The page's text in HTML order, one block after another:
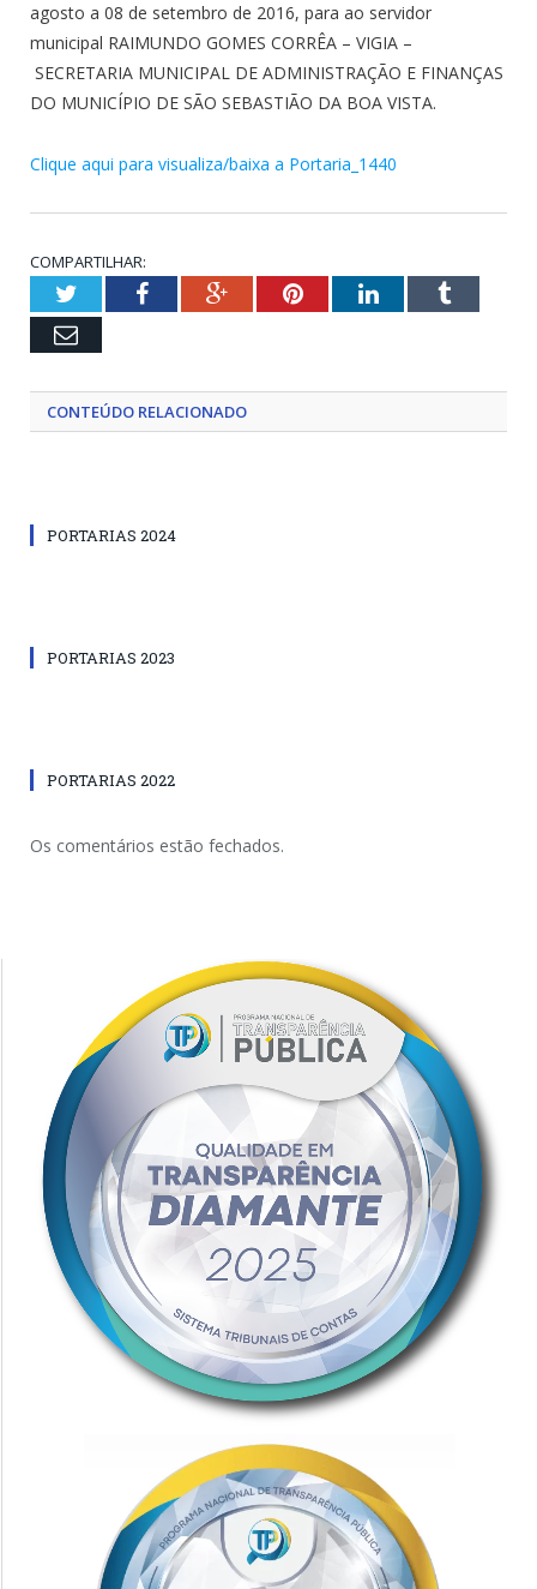
agosto a 08 de setembro de 2016, para ao servidor
municipal RAIMUNDO GOMES CORRÊA – VIGIA –
SECRETARIA MUNICIPAL DE ADMINISTRAÇÃO E FINANÇAS
DO MUNICÍPIO DE SÃO SEBASTIÃO DA BOA VISTA.
Clique aqui para visualiza/baixa a Portaria_1440
COMPARTILHAR:
TwitterFacebookGoogle+PinterestLinkedInTumblr
Email
CONTEÚDO RELACIONADO
PORTARIAS 2024
PORTARIAS 2023
PORTARIAS 2022
Os comentários estão fechados.